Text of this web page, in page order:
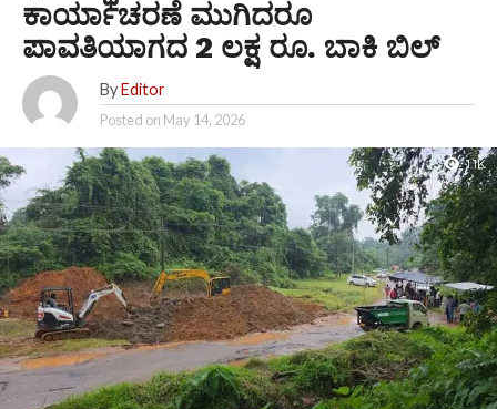
ಕಾರ್ಯಾಚರಣೆ ಮುಗಿದರೂ
ಪಾವತಿಯಾಗದ 2 ಲಕ್ಷ ರೂ. ಬಾಕಿ ಬಿಲ್
By Editor
Posted on May 14, 2026
1.1K